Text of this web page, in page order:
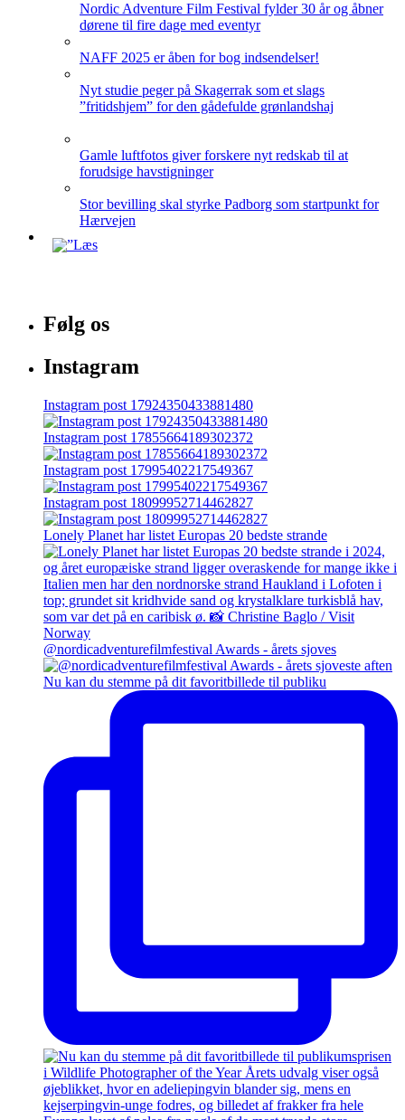
Nordic Adventure Film Festival fylder 30 år og åbner
dørene til fire dage med eventyr
NAFF 2025 er åben for bog indsendelser!
Nyt studie peger på Skagerrak som et slags
”fritidshjem” for den gådefulde grønlandshaj
Gamle luftfotos giver forskere nyt redskab til at
forudsige havstigninger
Stor bevilling skal styrke Padborg som startpunkt for
Hærvejen
Følg os
Instagram
Instagram post 17924350433881480
Instagram post 17855664189302372
Instagram post 17995402217549367
Instagram post 18099952714462827
Lonely Planet har listet Europas 20 bedste strande
@nordicadventurefilmfestival Awards - årets sjoves
Nu kan du stemme på dit favoritbillede til publiku